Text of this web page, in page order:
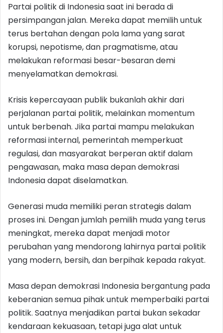
Partai politik di Indonesia saat ini berada di
persimpangan jalan. Mereka dapat memilih untuk
terus bertahan dengan pola lama yang sarat
korupsi, nepotisme, dan pragmatisme, atau
melakukan reformasi besar-besaran demi
menyelamatkan demokrasi.
Krisis kepercayaan publik bukanlah akhir dari
perjalanan partai politik, melainkan momentum
untuk berbenah. Jika partai mampu melakukan
reformasi internal, pemerintah memperkuat
regulasi, dan masyarakat berperan aktif dalam
pengawasan, maka masa depan demokrasi
Indonesia dapat diselamatkan.
Generasi muda memiliki peran strategis dalam
proses ini. Dengan jumlah pemilih muda yang terus
meningkat, mereka dapat menjadi motor
perubahan yang mendorong lahirnya partai politik
yang modern, bersih, dan berpihak kepada rakyat.
Masa depan demokrasi Indonesia bergantung pada
keberanian semua pihak untuk memperbaiki partai
politik. Saatnya menjadikan partai bukan sekadar
kendaraan kekuasaan, tetapi juga alat untuk